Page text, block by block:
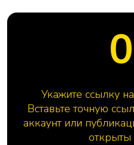
Укажите ссылку
Вставьте точную
аккаунт или
открыты